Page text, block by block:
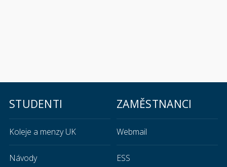
STUDENTI
Koleje a menzy UK
Návody
ZAMĚSTNANCI
Webmail
ESS